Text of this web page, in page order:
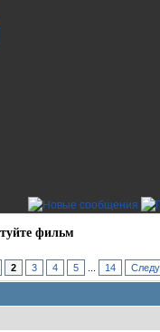
фильм
2 3 4 5 14